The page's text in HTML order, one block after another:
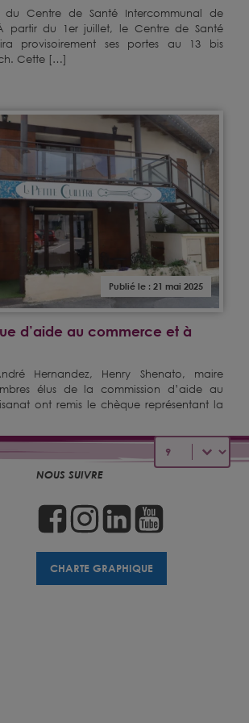
du Centre de Santé Intercommunal de
À partir du 1er juillet, le Centre de Santé
provisoirement ses portes au 13 bis
Cette […]
Publié le : 21 mai 2025
d’aide au commerce et à
Hernandez, Henry Shenato, maire
élus de la commission d’aide au
ont remis le chèque représentant la
Sélectionnez un
NOUS SUIVRE
CHARTE GRAPHIQUE